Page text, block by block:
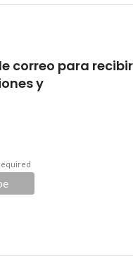
correo para recibir
y